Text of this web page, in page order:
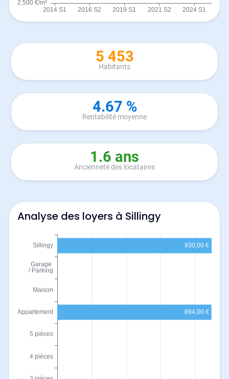
5 453
Habitants
4.67 %
Rentabilité moyenne
1.6 ans
Ancienneté des locataires
Analyse des loyers à Sillingy